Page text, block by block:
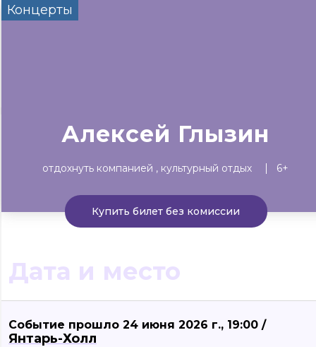
Концерты
Алексей Глызин
отдохнуть компанией культурный отдых 6+
Купить билет без комиссии
Дата и место
Событие прошло 24 июня 2026 г., 19:00 /
Янтарь-Холл